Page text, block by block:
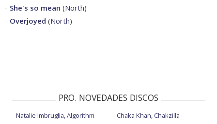
- She's so mean (North)
- Overjoyed (North)
PRO. NOVEDADES DISCOS
Natalie Imbruglia, Algorithm
Chaka Khan, Chakzilla